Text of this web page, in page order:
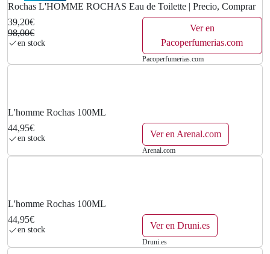
8
0
Rochas L'HOMME ROCHAS Eau de Toilette | Precio, Comprar
39,20€
98,00€
en stock
Ver en
Pacoperfumerias.com
Pacoperfumerias.com
L'homme Rochas 100ML
44,95€
en stock Ver en Arenal.com
Arenal.com
L'homme Rochas 100ML
44,95€
en stock Ver en Druni.es
Druni.es